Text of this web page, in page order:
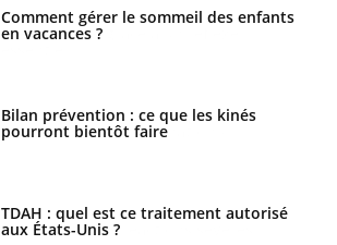
Comment gérer le sommeil des enfants
en vacances ?
Bilan prévention : ce que les kinés
pourront bientôt faire
TDAH : quel est ce traitement autorisé
aux États-Unis ?